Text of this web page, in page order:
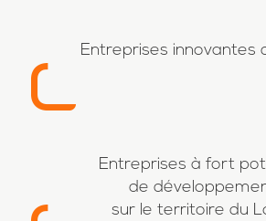
Entreprises innovantes
Entreprises à fort
de
sur le territoire du